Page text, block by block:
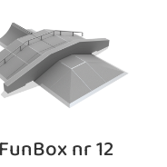
FunBox nr 12